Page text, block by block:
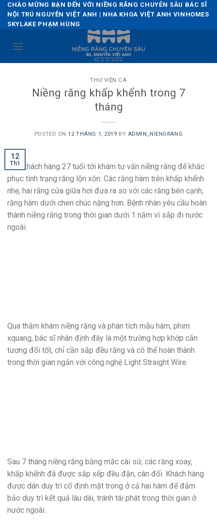
Skip
content
CHÀO MỪNG BẠN ĐẾN VỚI NIỀNG RĂNG CHUYÊN SÂU BÁC SĨ
NỘI TRÚ NGUYỄN VIỆT ANH | NHA KHOA VIỆT ANH VINHOMES
SKYLAKE PHẠM HÙNG
THƯ VIỆN CA
Niềng răng khấp khểnh trong 7
tháng
POSTED ON12 THÁNG 1, 2019 BY ADMIN_NIENGRANG
12
Th1
Một khách hàng 27 tuổi tới khám tư vấn niềng răng để khắc
phục tình trạng răng lộn xộn. Các răng hàm trên khấp khểnh
nhẹ, hai răng cửa giữa hơi đưa ra so với các răng bên cạnh,
răng hàm dưới chen chúc nặng hơn. Bệnh nhân yêu cầu hoàn
thành niềng răng trong thời gian dưới 1 năm vì sắp đi nước
ngoài.
Qua thăm khám niềng răng và phân tích mẫu hàm, phim
xquang, bác sĩ nhân định đây là một trường hợp khớp cắn
tương đối tốt, chỉ cần sắp đều răng và có thể hoàn thành
trong thời gian ngắn với công nghệ Light Straight Wire.
Sau 7 tháng niềng răng bằng mắc cài sứ, các răng xoay,
khấp khểnh đã được sắp xếp đều đặn, cân đối. Khách hàng
được dán duy trì cố định mặt trong ở cả hai hàm để đảm
bảo duy trì kết quả lâu dài, tránh tái phát trong thời gian ở
nước ngoài.